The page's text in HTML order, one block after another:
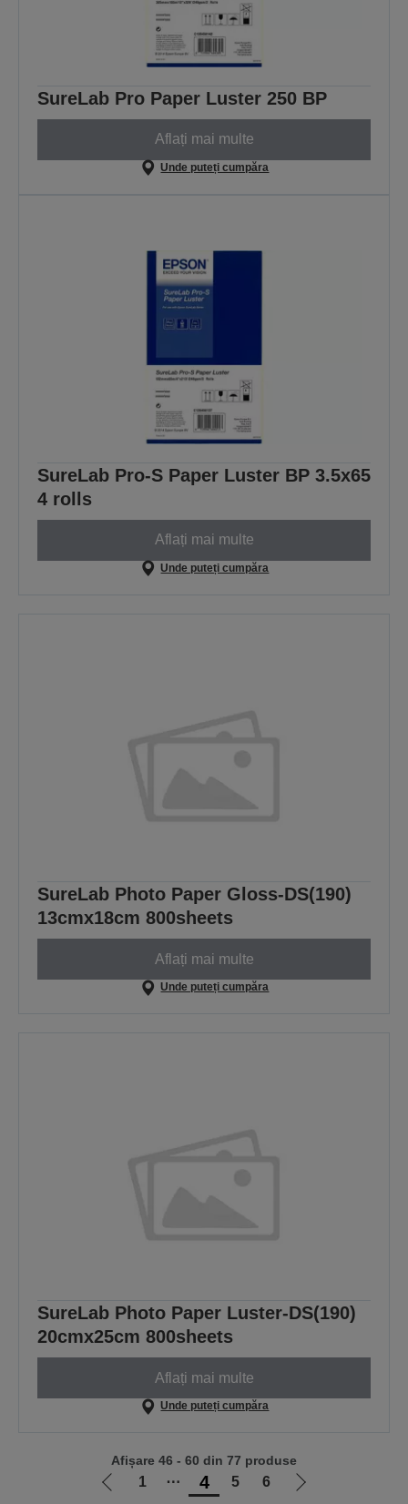
SureLab Pro Paper Luster 250 BP
Aflați mai multe
Unde puteți cumpăra
SureLab Pro-S Paper Luster BP 3.5x65
4 rolls
Aflați mai multe
Unde puteți cumpăra
SureLab Photo Paper Gloss-DS(190)
13cmx18cm 800sheets
Aflați mai multe
Unde puteți cumpăra
SureLab Photo Paper Luster-DS(190)
20cmx25cm 800sheets
Aflați mai multe
Unde puteți cumpăra
Mergi
1 ⋯ 4 5 6
Mergi
Afișare 46 - 60 din 77 produse